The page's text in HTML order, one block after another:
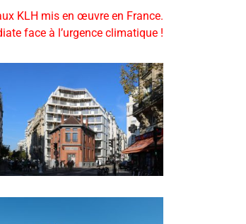
KLH mis en œuvre en France.
face à l’urgence climatique !